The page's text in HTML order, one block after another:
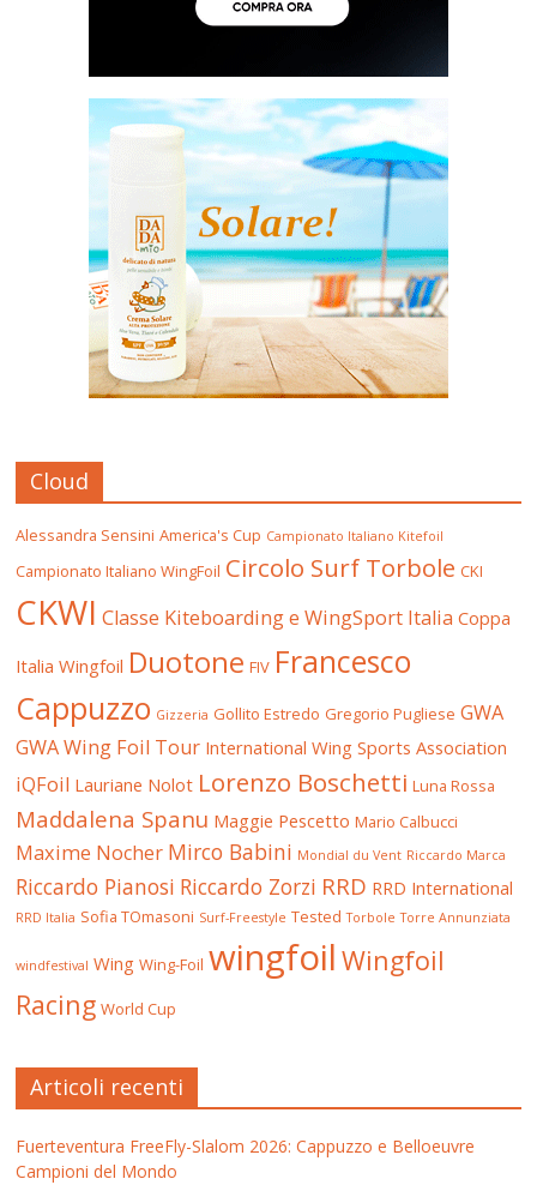
Cloud
Alessandra Sensini America's Cup Campionato Italiano Kitefoil
Campionato Italiano WingFoil Circolo Surf Torbole CKI
CKWI Classe Kiteboarding e WingSport Italia Coppa
Italia Wingfoil Duotone FIV Francesco
Cappuzzo Gizzeria Gollito Estredo Gregorio Pugliese GWA
GWA Wing Foil Tour International Wing Sports Association
iQFoil Lauriane Nolot Lorenzo Boschetti Luna Rossa
Maddalena Spanu Maggie Pescetto Mario Calbucci
Maxime Nocher Mirco Babini Mondial du Vent Riccardo Marca
Riccardo Pianosi Riccardo Zorzi RRD RRD International
RRD Italia Sofia TOmasoni Surf-Freestyle Tested Torbole Torre Annunziata
windfestival Wing Wing-Foil wingfoil Wingfoil
Racing World Cup
Articoli recenti
Fuerteventura FreeFly-Slalom 2026: Cappuzzo e Belloeuvre
Campioni del Mondo